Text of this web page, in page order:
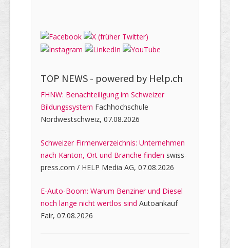
TOP NEWS - powered by Help.ch
FHNW: Benachteiligung im Schweizer
Bildungssystem Fachhochschule
Nordwestschweiz, 07.08.2026
Schweizer Firmenverzeichnis: Unternehmen
nach Kanton, Ort und Branche finden swiss-
press.com / HELP Media AG, 07.08.2026
E-Auto-Boom: Warum Benziner und Diesel
noch lange nicht wertlos sind Autoankauf
Fair, 07.08.2026